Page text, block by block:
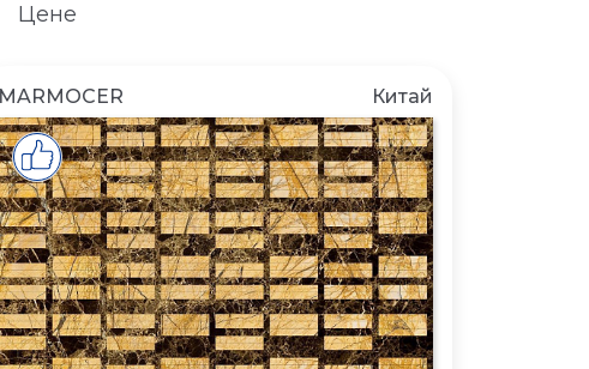
Цене
MARMOCER Китай